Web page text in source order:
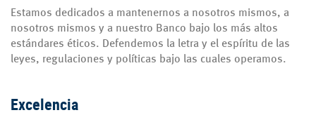
Estamos dedicados a mantenernos a nosotros mismos, a
nosotros mismos y a nuestro Banco bajo los más altos
estándares éticos. Defendemos la letra y el espíritu de las
leyes, regulaciones y políticas bajo las cuales operamos.
Excelencia